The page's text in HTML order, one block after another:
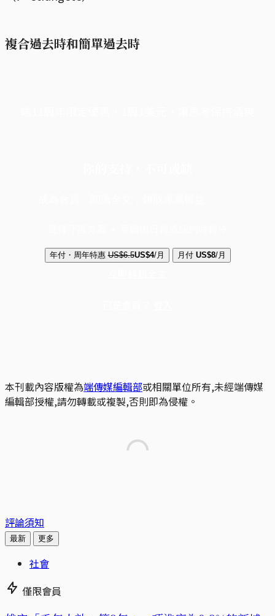
複合過去時和簡單過去時
年付・周年特惠 US$6.5US$4/月 月付 US$8/月
本刊載內容版權為端傳媒編輯部或相關單位所有,未經端傳媒
編輯部授權,請勿轉載或複製,否則即為侵權。
評論須知
最新 更多
社會
僅限會員